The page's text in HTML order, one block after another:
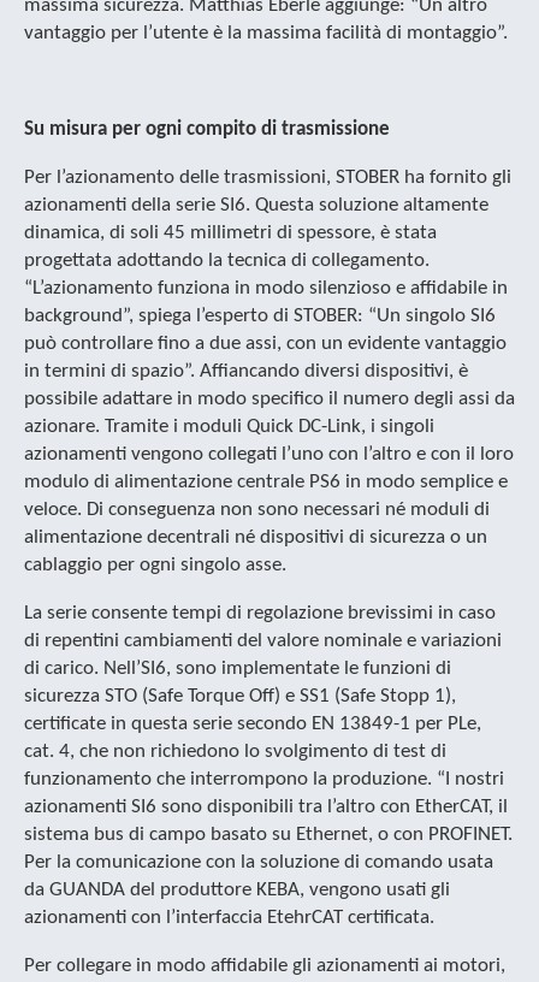
massima sicurezza. Matthias Eberle aggiunge: “Un altro
vantaggio per l’utente è la massima facilità di montaggio”.
Su misura per ogni compito di trasmissione
Per l’azionamento delle trasmissioni, STOBER ha fornito gli
azionamenti della serie SI6. Questa soluzione altamente
dinamica, di soli 45 millimetri di spessore, è stata
progettata adottando la tecnica di collegamento.
“L’azionamento funziona in modo silenzioso e affidabile in
background”, spiega l’esperto di STOBER: “Un singolo SI6
può controllare fino a due assi, con un evidente vantaggio
in termini di spazio”. Affiancando diversi dispositivi, è
possibile adattare in modo specifico il numero degli assi da
azionare. Tramite i moduli Quick DC-Link, i singoli
azionamenti vengono collegati l’uno con l’altro e con il loro
modulo di alimentazione centrale PS6 in modo semplice e
veloce. Di conseguenza non sono necessari né moduli di
alimentazione decentrali né dispositivi di sicurezza o un
cablaggio per ogni singolo asse.
La serie consente tempi di regolazione brevissimi in caso
di repentini cambiamenti del valore nominale e variazioni
di carico. Nell’SI6, sono implementate le funzioni di
sicurezza STO (Safe Torque Off) e SS1 (Safe Stopp 1),
certificate in questa serie secondo EN 13849-1 per PLe,
cat. 4, che non richiedono lo svolgimento di test di
funzionamento che interrompono la produzione. “I nostri
azionamenti SI6 sono disponibili tra l’altro con EtherCAT, il
sistema bus di campo basato su Ethernet, o con PROFINET.
Per la comunicazione con la soluzione di comando usata
da GUANDA del produttore KEBA, vengono usati gli
azionamenti con l’interfaccia EtehrCAT certificata.
Per collegare in modo affidabile gli azionamenti ai motori,